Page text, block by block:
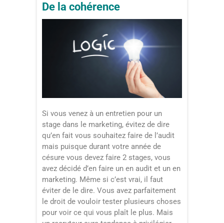
De la cohérence
Si vous venez à un entretien pour un
stage dans le marketing, évitez de dire
qu’en fait vous souhaitez faire de l’audit
mais puisque durant votre année de
césure vous devez faire 2 stages, vous
avez décidé d’en faire un en audit et un en
marketing. Même si c’est vrai, il faut
éviter de le dire. Vous avez parfaitement
le droit de vouloir tester plusieurs choses
pour voir ce qui vous plaît le plus. Mais